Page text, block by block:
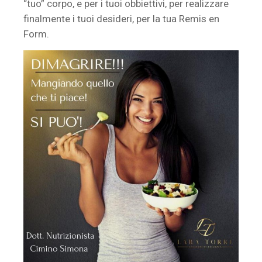
“tuo” corpo, e per i tuoi obbiettivi, per realizzare
finalmente i tuoi desideri, per la tua Remis en
Form.